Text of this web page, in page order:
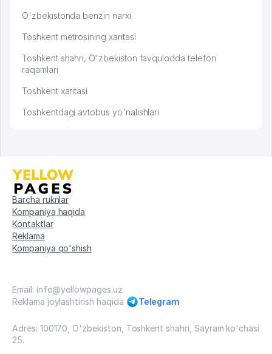
O'zbekistonda benzin narxi
Toshkent metrosining xaritasi
Toshkent shahri, O'zbekiston favqulodda telefon
raqamlari
Toshkent xaritasi
Toshkentdagi avtobus yo'nalishlari
Barcha ruknlar
Kompaniya haqida
Kontaktlar
Reklama
Kompaniya qo'shish
Email: info@yellowpages.uz
Reklama joylashtirish haqida
Telegram
Adres: 100170, O'zbekiston, Toshkent shahri, Sayram ko'chasi
25.